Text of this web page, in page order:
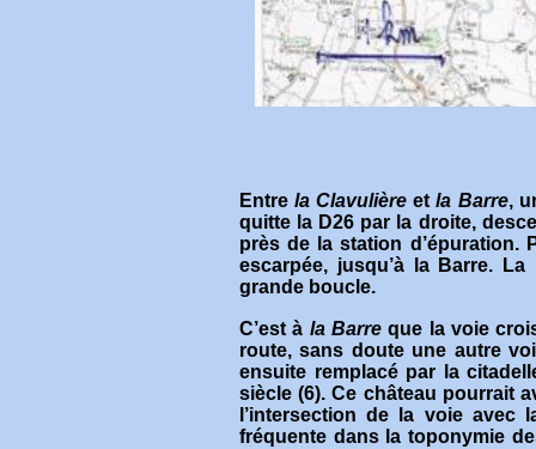
Entrela Clavulière etla Barre,
quitte la D26 par la droite,
près de la station d’épuration.
escarpée, jusqu’à la Barre.
grande boucle.
C’est à la Barre que la voie
route, sans doute une autre
ensuite remplacé par la
siècle (6). Ce château pourrait
l’intersection de la voie avec
fréquente dans la toponymie